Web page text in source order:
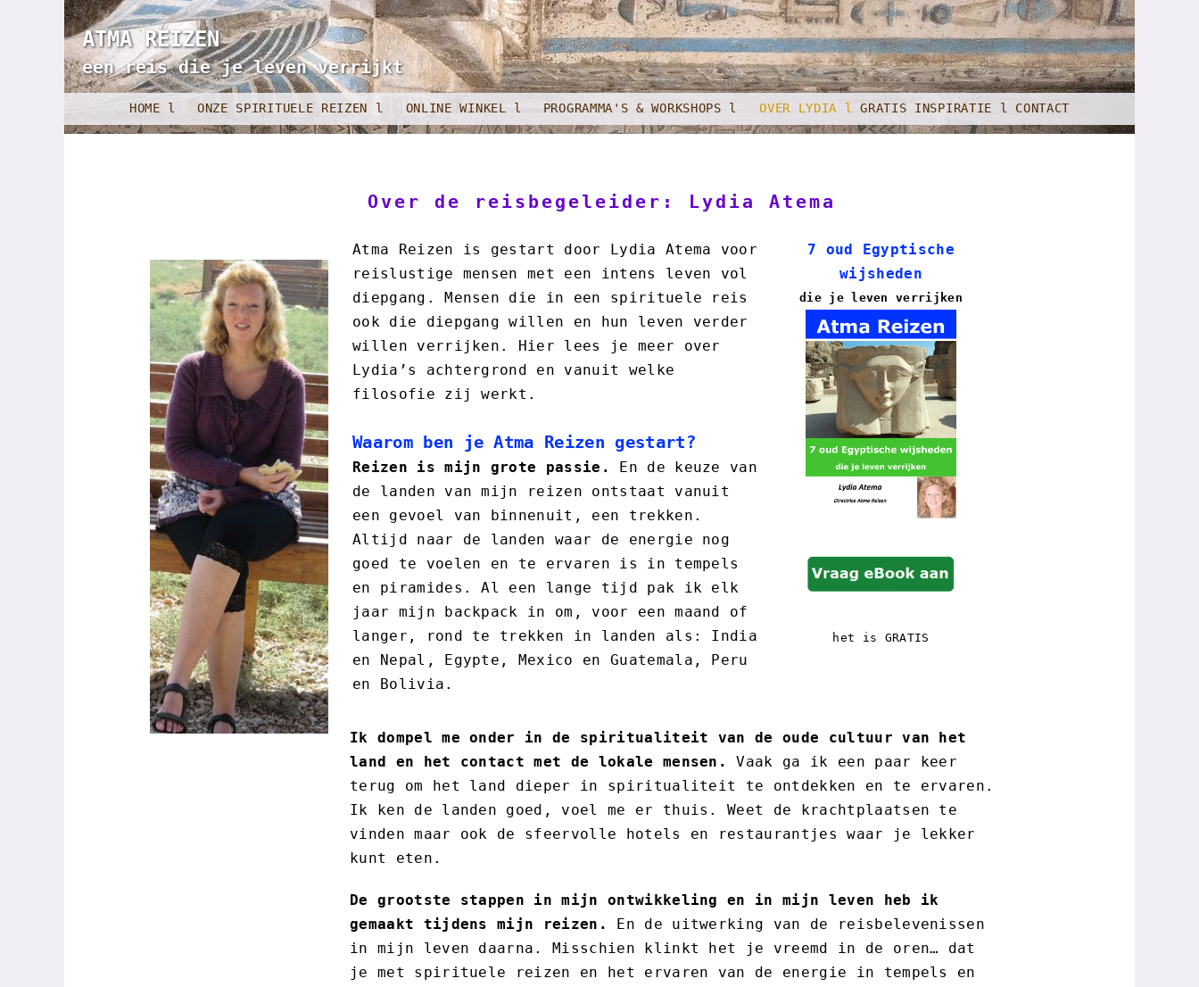
ATMA REIZEN
een reis die je leven verrijkt
HOME l ONZE SPIRITUELE REIZEN l ONLINE WINKEL l PROGRAMMA'S & WORKSHOPS l OVER LYDIA lGRATIS INSPIRATIE l CONTACT
Over de reisbegeleider: Lydia Atema
Atma Reizen is gestart door Lydia Atema voor
reislustige mensen met een intens leven vol
diepgang. Mensen die in een spirituele reis
ook die diepgang willen en hun leven verder
willen verrijken. Hier lees je meer over
Lydia’s achtergrond en vanuit welke
filosofie zij werkt.
Waarom ben je Atma Reizen gestart?
Reizen is mijn grote passie.
En de keuze van
de landen van mijn reizen ontstaat vanuit
een gevoel van binnenuit, een trekken.
Altijd naar de landen waar de energie nog
goed te voelen en te ervaren is in tempels
en piramides. Al een lange tijd pak ik elk
jaar mijn backpack in om, voor een maand of
langer, rond te trekken in landen als: India
en Nepal, Egypte, Mexico en Guatemala, Peru
en Bolivia.
7 oud Egyptische
wijsheden
die je leven verrijken
het is GRATIS
Ik dompel me onder in de spiritualiteit van de oude cultuur van het
land en het contact met de lokale mensen.
Vaak ga ik een paar keer
terug om het land dieper in spiritualiteit te ontdekken en te ervaren.
Ik ken de landen goed, voel me er thuis. Weet de krachtplaatsen te
vinden maar ook de sfeervolle hotels en restaurantjes waar je lekker
kunt eten.
De grootste stappen in mijn ontwikkeling en in mijn leven heb ik
gemaakt tijdens mijn reizen.
En de uitwerking van de reisbelevenissen
in mijn leven daarna. Misschien klinkt het je vreemd in de oren… dat
je met spirituele reizen en het ervaren van de energie in tempels en